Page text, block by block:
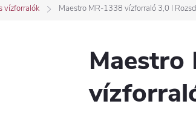
vízforralók Maestro MR-1338 vízforraló 3,0 l
Maestro